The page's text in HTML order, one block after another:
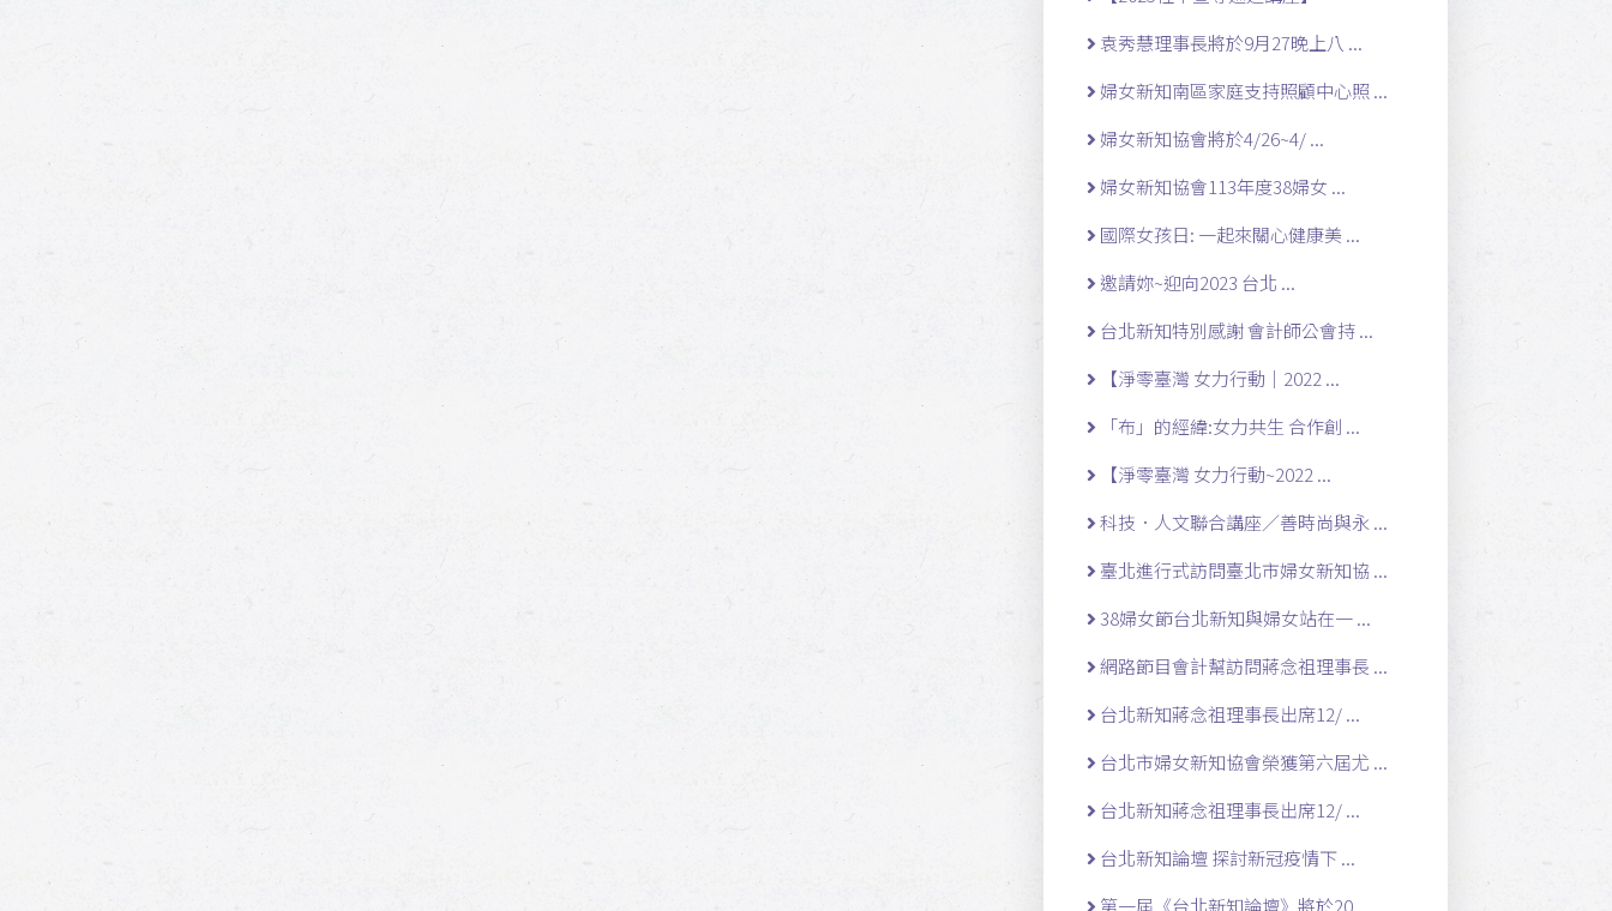
袁秀慧理事長將於9月27晚上八 ...
婦女新知南區家庭支持照顧中心照 ...
婦女新知協會將於4/26~4/ ...
婦女新知協會113年度38婦女 ...
國際女孩日: 一起來關心健康美 ...
邀請妳~迎向2023 台北 ...
台北新知特別感謝 會計師公會持 ...
【淨零臺灣 女力行動｜2022 ...
「布」的經緯:女力共生 合作創 ...
【淨零臺灣 女力行動~2022 ...
科技．人文聯合講座／善時尚與永 ...
臺北進行式訪問臺北市婦女新知協 ...
38婦女節台北新知與婦女站在一 ...
網路節目會計幫訪問蔣念祖理事長 ...
台北新知蔣念祖理事長出席12/ ...
台北市婦女新知協會榮獲第六屆尤 ...
台北新知蔣念祖理事長出席12/ ...
台北新知論壇 探討新冠疫情下 ...
第一屆《台北新知論壇》將於20 ...